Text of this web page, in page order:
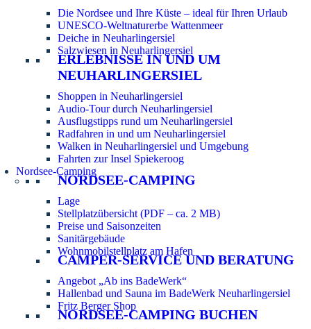
Die Nordsee und Ihre Küste – ideal für Ihren Urlaub
UNESCO-Weltnaturerbe Wattenmeer
Deiche in Neuharlingersiel
Salzwiesen in Neuharlingersiel
ERLEBNISSE IN UND UM
NEUHARLINGERSIEL
Shoppen in Neuharlingersiel
Audio-Tour durch Neuharlingersiel
Ausflugstipps rund um Neuharlingersiel
Radfahren in und um Neuharlingersiel
Walken in Neuharlingersiel und Umgebung
Fahrten zur Insel Spiekeroog
Nordsee-Camping
NORDSEE-CAMPING
Lage
Stellplatzübersicht (PDF – ca. 2 MB)
Preise und Saisonzeiten
Sanitärgebäude
Wohnmobilstellplatz am Hafen
CAMPER-SERVICE UND BERATUNG
Angebot „Ab ins BadeWerk“
Hallenbad und Sauna im BadeWerk Neuharlingersiel
Fritz Berger Shop
NORDSEE-CAMPING BUCHEN